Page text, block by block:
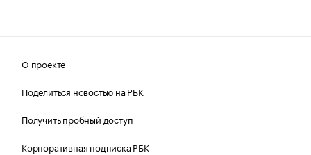
О проекте
Поделиться новостью на РБК
Получить пробный доступ
Корпоративная подписка РБК